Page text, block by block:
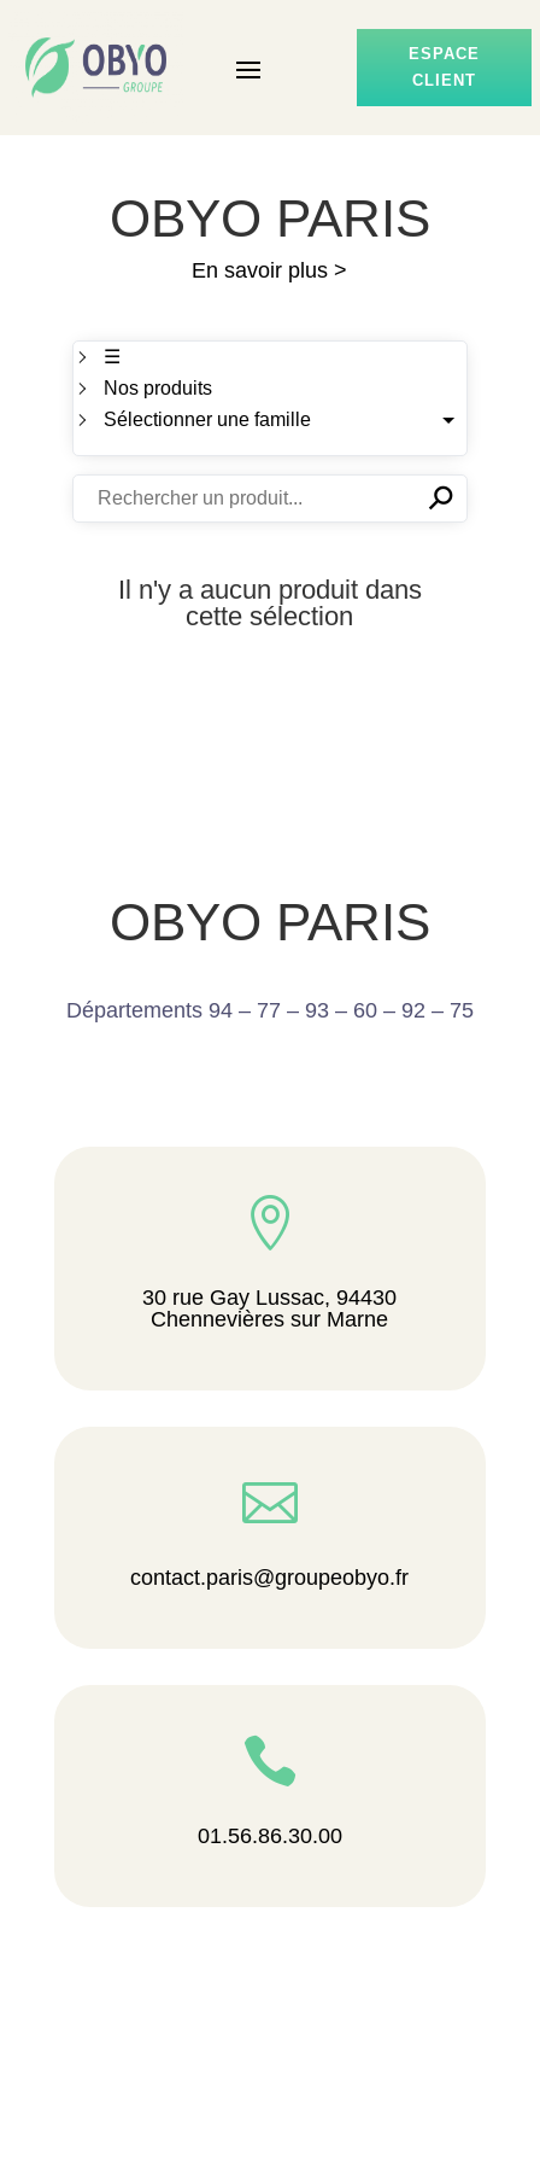
ESPACE
CLIENT
OBYO PARIS
En savoir plus >
☰
Nos produits
Sélectionner une famille
✕⚲
Il n'y a aucun produit dans
cette sélection
OBYO PARIS
Départements 94 – 77 – 93 – 60 – 92 – 75

30 rue Gay Lussac, 94430
Chennevières sur Marne

contact.paris@groupeobyo.fr

01.56.86.30.00